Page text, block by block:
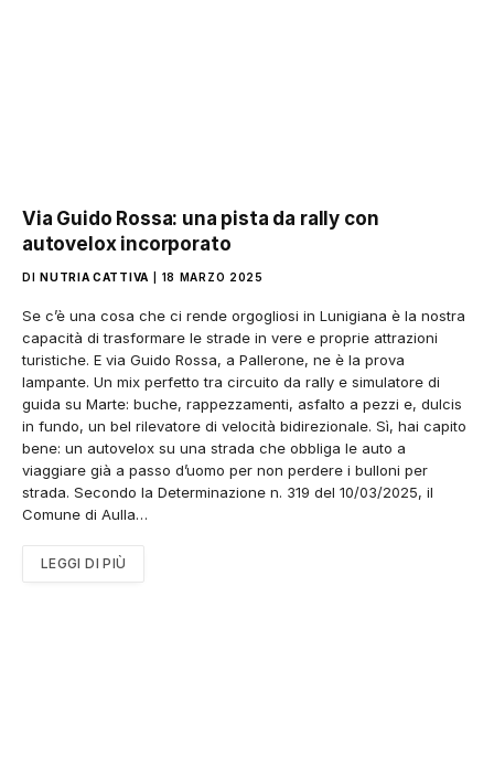
Via Guido Rossa: una pista da rally con
autovelox incorporato
DI NUTRIA CATTIVA 18 MARZO 2025
Se c’è una cosa che ci rende orgogliosi in Lunigiana è la nostra
capacità di trasformare le strade in vere e proprie attrazioni
turistiche. E via Guido Rossa, a Pallerone, ne è la prova
lampante. Un mix perfetto tra circuito da rally e simulatore di
guida su Marte: buche, rappezzamenti, asfalto a pezzi e, dulcis
in fundo, un bel rilevatore di velocità bidirezionale. Sì, hai capito
bene: un autovelox su una strada che obbliga le auto a
viaggiare già a passo d’uomo per non perdere i bulloni per
strada. Secondo la Determinazione n. 319 del 10/03/2025, il
Comune di Aulla…
LEGGI DI PIÙ